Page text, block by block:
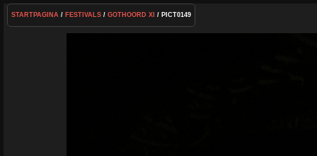
STARTPAGINA / FESTIVALS/ GOTHOORD XI / PICT0149